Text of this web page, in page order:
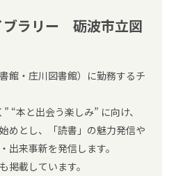
ブラリー 砺波市立図
館・庄川図書館）に勤務するチ
“本と出会う楽しみ” に向け、
めとし、「読書」の魅力発信や
出来事新を発信します。
掲載しています。